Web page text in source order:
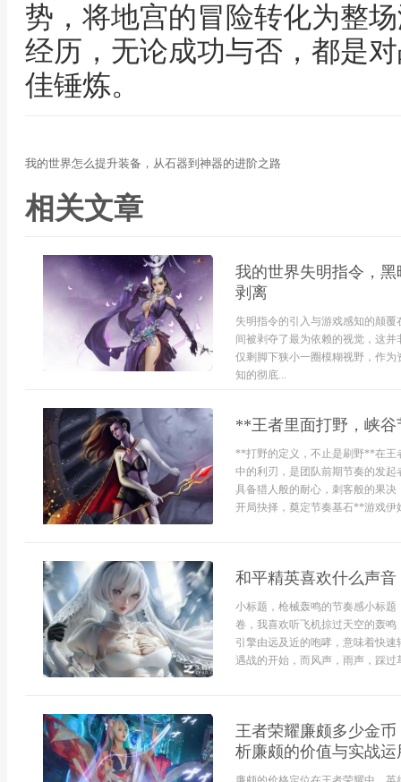
势，将地宫的冒险转化为整
经历，无论成功与否，都是
佳锤炼。
我的世界怎么提升装备，从石器到神器的进阶之路
相关文章
我的世界失明指令，
剥离
失明指令的引入与游戏感知的颠
间被剥夺了最为依赖的视觉，这
仅剩脚下狭小一圈模糊视野，作
知的彻底...
**王者里面打野，峡
**打野的定义，不止是刷野**在王
中的利刃，是团队前期节奏的发
具备猎人般的耐心，刺客般的果
开局抉择，奠定节奏基石**游戏伊
和平精英喜欢什么声
小标题，枪械轰鸣的节奏感小标
卷，我喜欢听飞机掠过天空的轰
引擎由远及近的咆哮，意味着快
遇战的开始，而风声，雨声，踩
王者荣耀廉颇多少金
析廉颇的价值与实战运